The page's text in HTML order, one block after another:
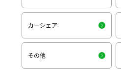
カーシェア
その他